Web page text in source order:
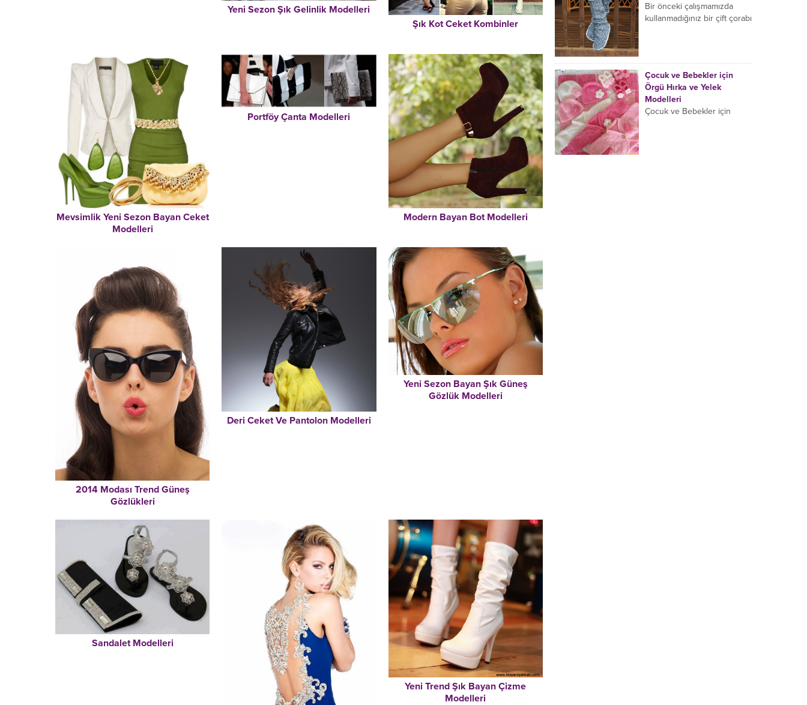
Yeni Sezon Şık Gelinlik Modelleri
Şık Kot Ceket Kombinler
Mevsimlik Yeni Sezon Bayan Ceket
Modelleri
Portföy Çanta Modelleri
Modern Bayan Bot Modelleri
2014 Modası Trend Güneş
Gözlükleri
Deri Ceket Ve Pantolon Modelleri
Yeni Sezon Bayan Şık Güneş
Gözlük Modelleri
Sandalet Modelleri
Yeni Trend Şık Bayan Çizme
Modelleri
Bir önceki çalışmamızda
kullanmadığınız bir çift çorabı
hanımlar. Şimdi de...
Çocuk ve Bebekler için
Örgü Hırka ve Yelek
Modelleri
Çocuk ve Bebekler için